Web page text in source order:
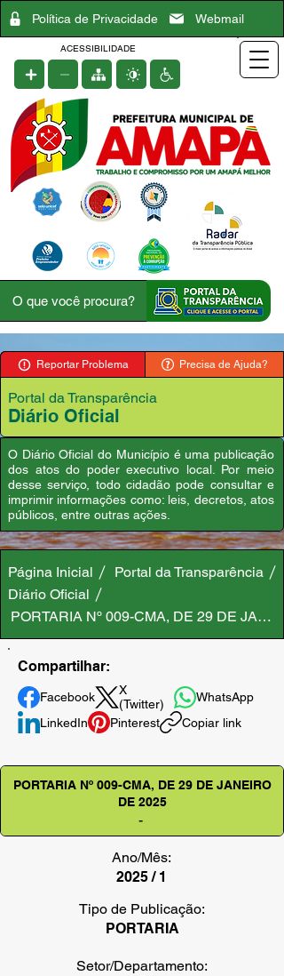
Política de Privacidade Webmail
ACESSIBILIDADE
Reportar Problema Precisa de Ajuda?
Portal da Transparência
Diário Oficial
O Diário Oficial do Município é uma publicação
dos atos do poder executivo local. Por meio
desse serviço, todo cidadão pode consultar e
imprimir informações como: leis, decretos, atos
públicos, entre outras ações.
Página Inicial
Portal da Transparência
Diário Oficial
PORTARIA Nº 009-CMA, DE 29 DE
Compartilhar:
Facebook
X
(Twitter)
WhatsApp
LinkedIn
Pinterest Copiar link
PORTARIA Nº 009-CMA, DE 29 DE JANEIRO
DE 2025
-
Ano/Mês:
2025 / 1
Tipo de Publicação:
PORTARIA
Setor/Departamento: